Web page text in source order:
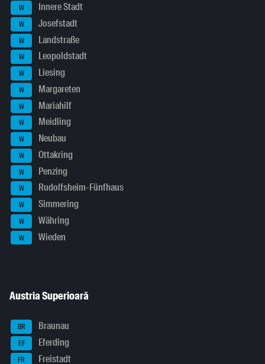
W Innere Stadt
W Josefstadt
W Landstraße
W Leopoldstadt
W Liesing
W Margareten
W Mariahilf
W Meidling
W Neubau
W Ottakring
W Penzing
W Rudolfsheim-Fünfhaus
W Simmering
W Währing
W Wieden
Austria Superioară
BR Braunau
EF Eferding
FR Freistadt